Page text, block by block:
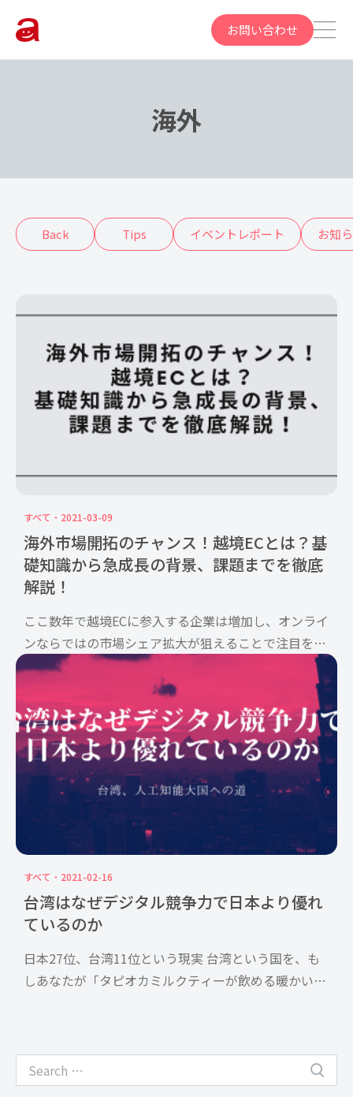
お問い合わせ
海外
Back Tips イベントレポート お知
すべて 2021-03-09
海外市場開拓のチャンス！越境ECとは？基
礎知識から急成長の背景、課題までを徹底
解説！
ここ数年で越境ECに参入する企業は増加し、オンライ
ンならではの市場シェア拡大が狙えることで注目を集
めてきました。越境ECの登場で様々なニーズを満たす
ことができるようになり、全体的な売上高も急成長し
ている一方で、オンライン […]
すべて 2021-02-16
台湾はなぜデジタル競争力で日本より優れ
ているのか
日本27位、台湾11位という現実 台湾という国を、も
しあなたが「タピオカミルクティーが飲める暖かい